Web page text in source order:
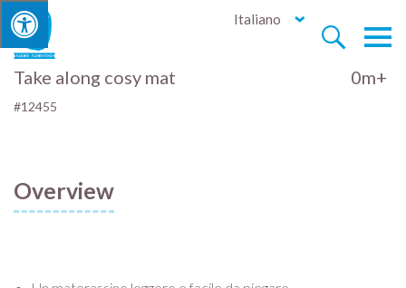


Italiano
Take along cosy mat
#12455
0m+
Overview